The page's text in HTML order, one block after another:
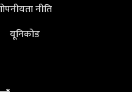
नीति
यूनिकोड